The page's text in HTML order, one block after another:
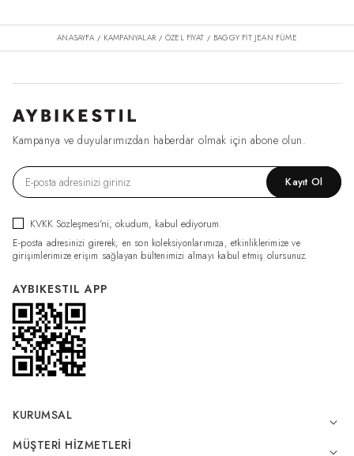
ANASAYFA / KAMPANYALAR / ÖZEL FİYAT / BAGGY FIT JEAN FÜME
Kampanya ve duyularımızdan haberdar olmak için abone olun.
Kayıt Ol
KVKK Sözleşmesi'ni, okudum, kabul ediyorum.
E-posta adresinizi girerek, en son koleksiyonlarımıza, etkinliklerimize ve
girişimlerimize erişim sağlayan bültenimizi almayı kabul etmiş olursunuz.
AYBIKESTIL APP
KURUMSAL
MÜŞTERI HIZMETLERI